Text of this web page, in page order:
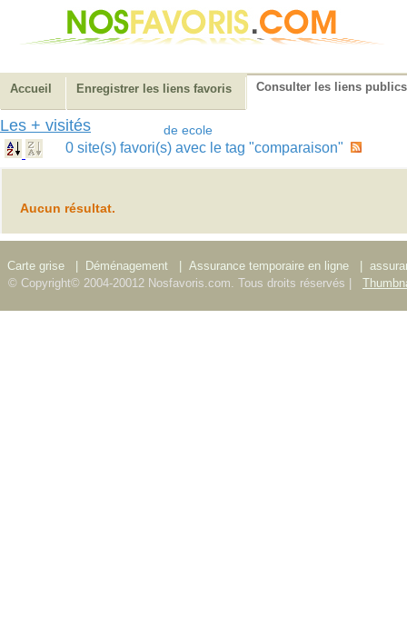
Accueil Enregistrer les liens favoris Consulter les liens publics
Les + visités de ecole
0 site(s) favori(s) avec le tag "comparaison"
Aucun résultat.
Carte grise Déménagement Assurance temporaire en ligne
© Copyright© 2004-20012 Nosfavoris.com. Tous droits réservés |